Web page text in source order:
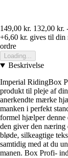
149,00 kr. 132,00 kr.
+6,60 kr. gives til din
ordre
Loading...
Beskrivelse
Imperial RidingBox
produkt til pleje af
anerkendte mærke
manken i perfekt
formel hjælper denne
den giver den næring
bløde, silkeagtige
samtidig med at du
manen. Box Profi-